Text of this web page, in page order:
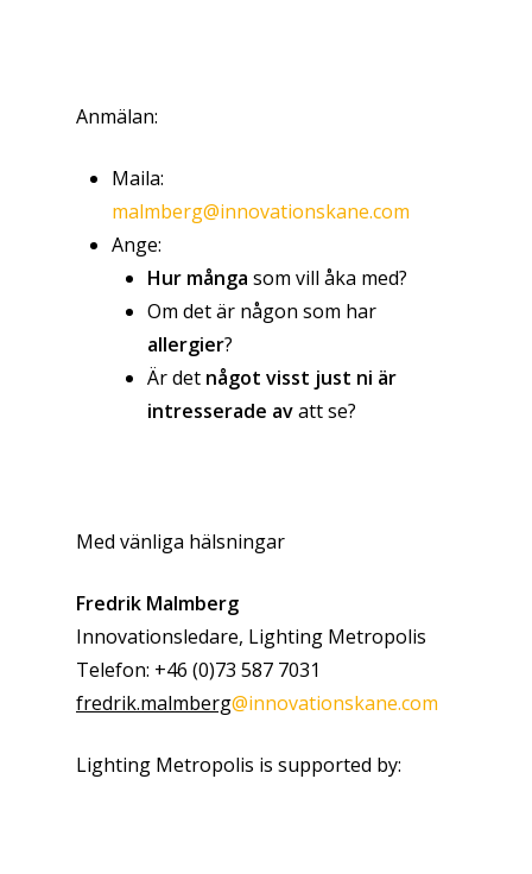
Anmälan:
Maila:
malmberg@innovationskane.com
Ange:
Hur många som vill åka med?
Om det är någon som har
allergier?
Är det något visst just ni är
intresserade avatt se?
Med vänliga hälsningar
Fredrik Malmberg
Innovationsledare, Lighting Metropolis
Telefon: +46 (0)73 587 7031
fredrik.malmberg@innovationskane.com
Lighting Metropolis is supported by: